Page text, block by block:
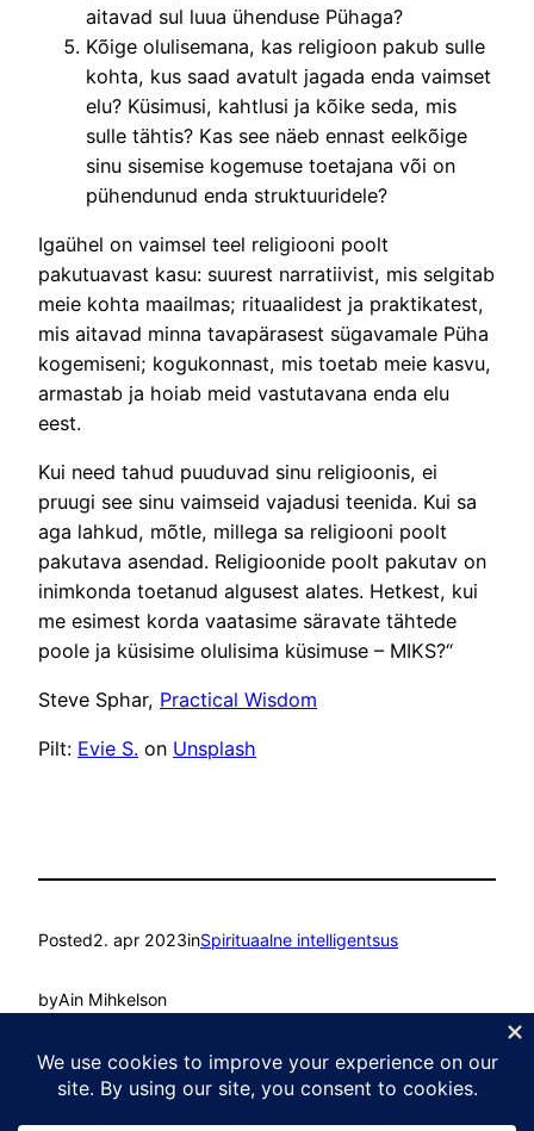
aitavad sul luua ühenduse Pühaga?
Kõige olulisemana, kas religioon pakub sulle
kohta, kus saad avatult jagada enda vaimset
elu? Küsimusi, kahtlusi ja kõike seda, mis
sulle tähtis? Kas see näeb ennast eelkõige
sinu sisemise kogemuse toetajana või on
pühendunud enda struktuuridele?
Igaühel on vaimsel teel religiooni poolt
pakutuavast kasu: suurest narratiivist, mis selgitab
meie kohta maailmas; rituaalidest ja praktikatest,
mis aitavad minna tavapärasest sügavamale Püha
kogemiseni; kogukonnast, mis toetab meie kasvu,
armastab ja hoiab meid vastutavana enda elu
eest.
Kui need tahud puuduvad sinu religioonis, ei
pruugi see sinu vaimseid vajadusi teenida. Kui sa
aga lahkud, mõtle, millega sa religiooni poolt
pakutava asendad. Religioonide poolt pakutav on
inimkonda toetanud algusest alates. Hetkest, kui
me esimest korda vaatasime säravate tähtede
poole ja küsisime olulisima küsimuse – MIKS?“
Steve Sphar, Practical Wisdom
Pilt: Evie S. on Unsplash
Posted2. apr 2023inSpirituaalne intelligentsus
byAin Mihkelson
Tags:
Teadvelolek, Vaimne areng